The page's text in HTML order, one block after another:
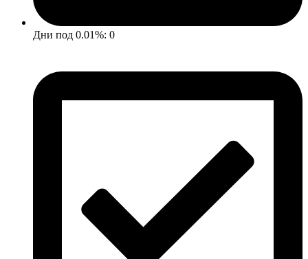
Дни под 0.01%: 0